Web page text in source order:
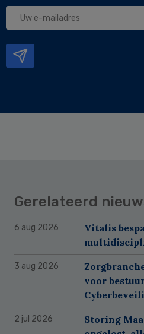
Uw
Gerelateerd
6 aug 2026
Vitalis
3 aug 2026
voor
2 jul 2026
Storing